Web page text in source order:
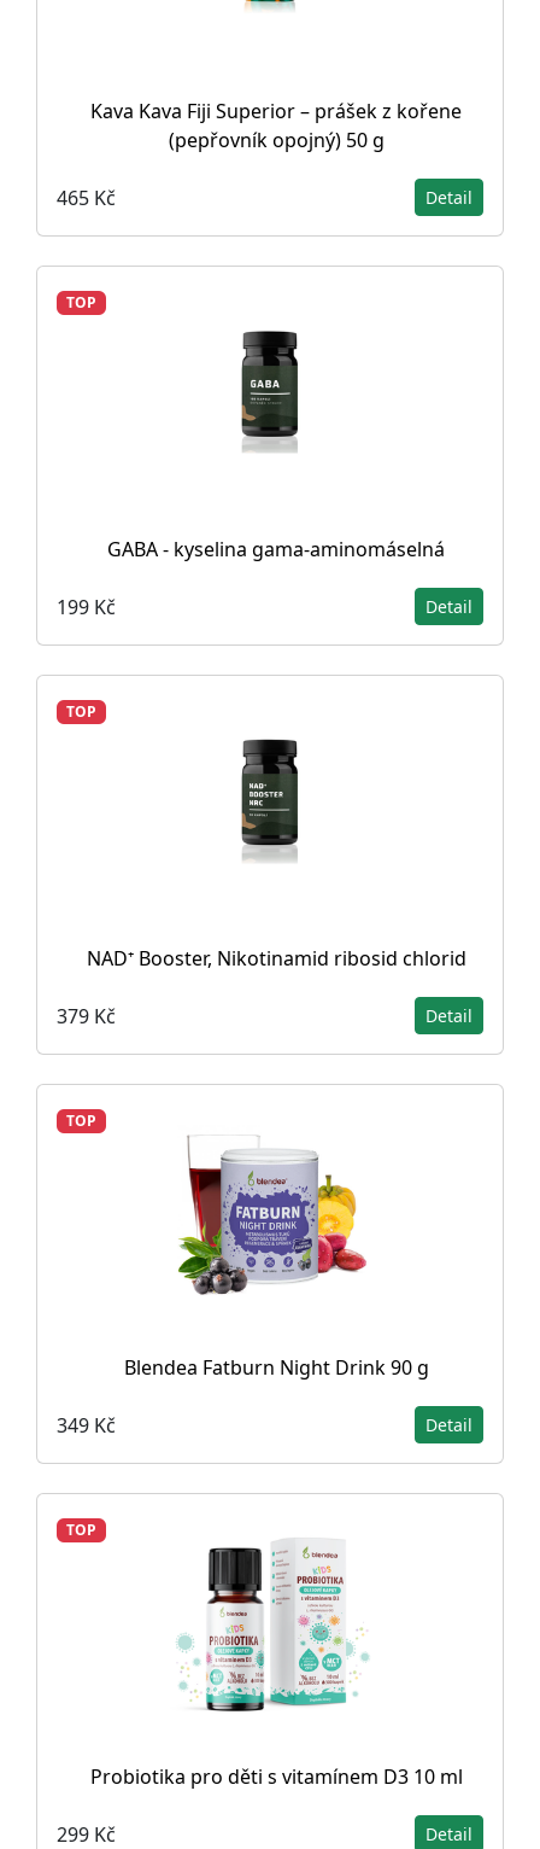
Kava Kava Fiji Superior – prášek z kořene
(pepřovník opojný) 50 g
465 Kč Detail
TOP
GABA - kyselina gama-aminomáselná
199 Kč Detail
TOP
NAD⁺ Booster, Nikotinamid ribosid chlorid
379 Kč Detail
TOP
Blendea Fatburn Night Drink 90 g
349 Kč Detail
TOP
Probiotika pro děti s vitamínem D3 10 ml
299 Kč Detail